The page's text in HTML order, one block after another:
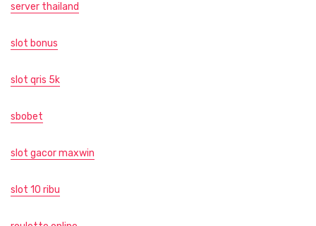
server thailand
slot bonus
slot qris 5k
sbobet
slot gacor maxwin
slot 10 ribu